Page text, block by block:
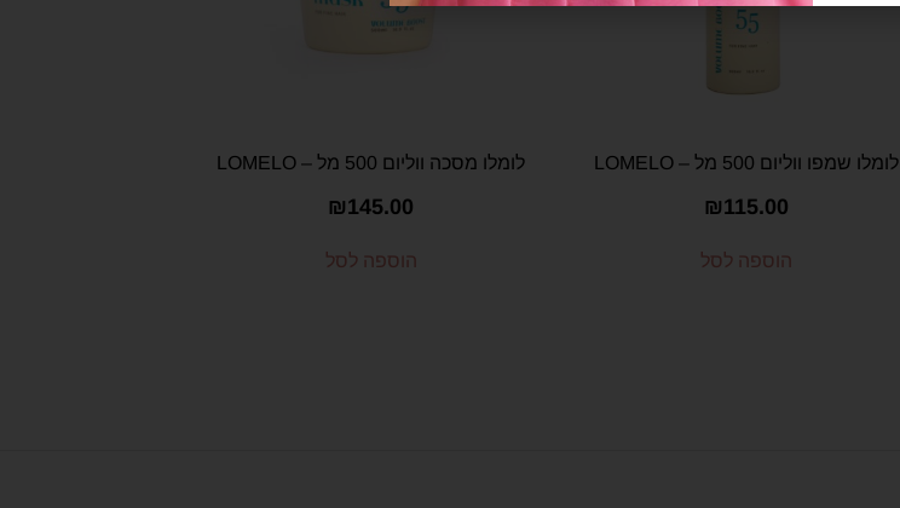
לומלו שמפו ווליום 500 מל – LOMELO
₪115.00
הוספה לסל
לומלו מסכה ווליום 500 מל – LOMELO
₪145.00
הוספה לסל